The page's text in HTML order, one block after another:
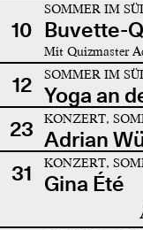
10
SOMMER IM
Buvette-
Mit Quizmaster
12 SOMMER IM
Yoga an
23
KONZERT,
Adrian
31
KONZERT,
Gina Été